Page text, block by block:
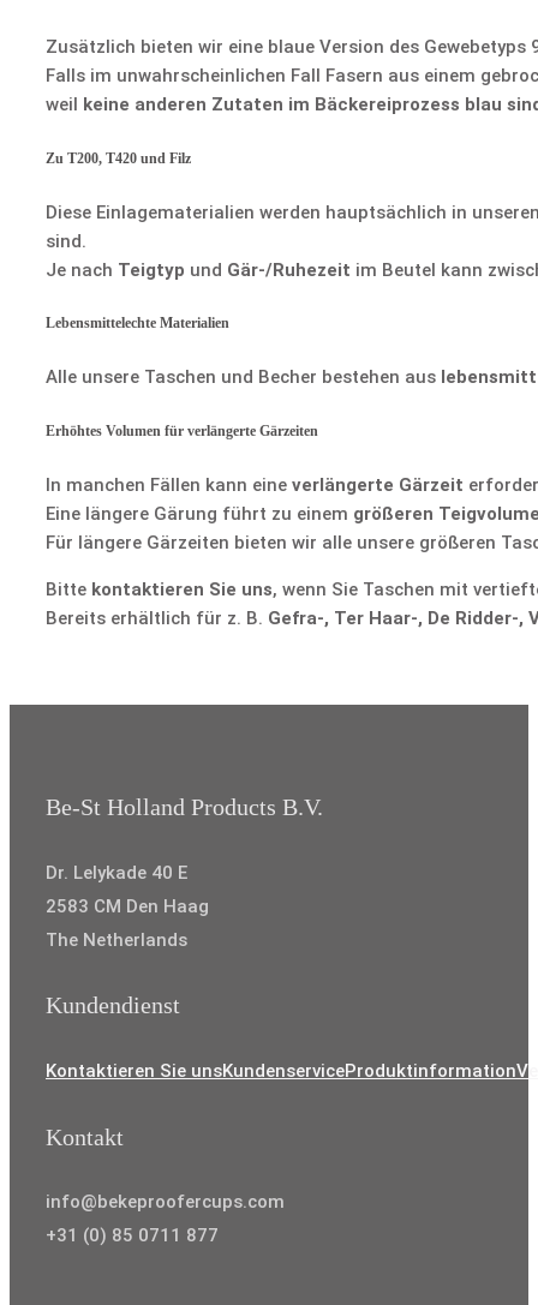
Zusätzlich bieten wir eine blaue Version des Gewebetyps
Falls im unwahrscheinlichen Fall Fasern aus einem
weil keine anderen Zutaten im Bäckereiprozess blau
Zu T200, T420 und Filz
Diese Einlagematerialien werden hauptsächlich in
sind.
Je nach Teigtyp und Gär-/Ruhezeit im Beutel kann
Lebensmittelechte Materialien
Alle unsere Taschen und Becher bestehen aus
Erhöhtes Volumen für verlängerte Gärzeiten
In manchen Fällen kann eine verlängerte Gärzeit
Eine längere Gärung führt zu einem größeren
Für längere Gärzeiten bieten wir alle unsere größeren
Bitte kontaktieren Sie uns, wenn Sie Taschen mit
Bereits erhältlich für z. B. Gefra-, Ter Haar-, De Ridder-,
Be-St Holland Products B.V.
Dr. Lelykade 40 E
2583 CM Den Haag
The Netherlands
Kundendienst
Kontaktieren Sie unsKundenserviceProduktinformation
Kontakt
info@bekeproofercups.com
+31 (0) 85 0711 877